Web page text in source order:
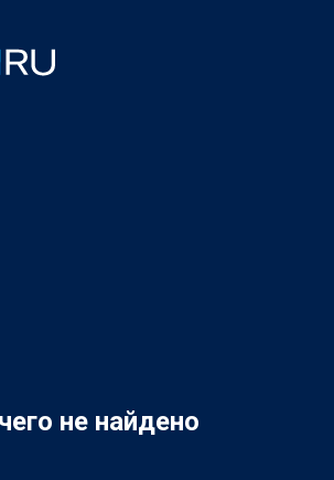
не найдено